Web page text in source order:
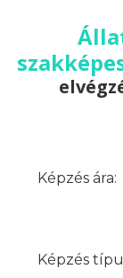
Képzés ára:
Képzés